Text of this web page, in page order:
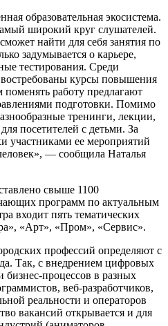
образовательная экосистема.
широкий круг слушателей.
найти для себя занятия по
задумывается о карьере,
тестирования. Среди
курсы повышения
работу предлагают
подготовки. Помимо
тренинги, лекции,
посетителей с детьми. За
участниками ее мероприятий
— сообщила Наталья
свыше 1100
программ по актуальным
входит пять тематических
«Арт», «Пром», «Сервис».
профессий определяют с
Так, с внедрением цифровых
бизнес-процессов в разных
веб-разработчиков,
реальности и операторов
вакансий открывается и для